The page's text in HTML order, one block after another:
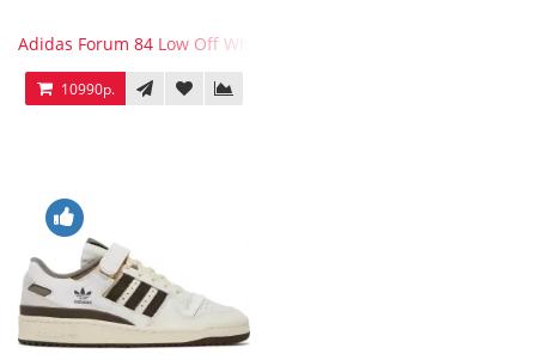
Adidas Forum 84 Low Off White Collegiate Navy
10990р.